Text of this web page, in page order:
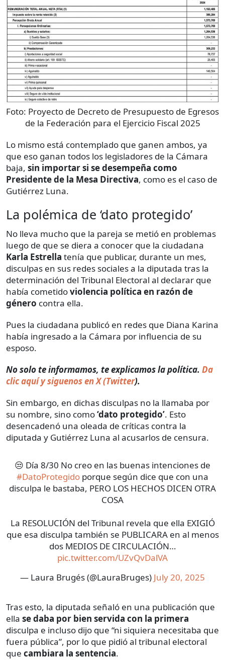
Foto: Proyecto de Decreto de Presupuesto de Egresos
de la Federación para el Ejercicio Fiscal 2025
Lo mismo está contemplado que ganen ambos, ya
que eso ganan todos los legisladores de la Cámara
baja, sin importar si se desempeña como
Presidente de la Mesa Directiva, como es el caso de
Gutiérrez Luna.
La polémica de ‘dato protegido’
No lleva mucho que la pareja se metió en problemas
luego de que se diera a conocer que la ciudadana
Karla Estrella tenía que publicar, durante un mes,
disculpas en sus redes sociales a la diputada tras la
determinación del Tribunal Electoral al declarar que
había cometidoviolencia política en razón de
género contra ella.
Pues la ciudadana publicó en redes que Diana Karina
había ingresado a la Cámara por influencia de su
esposo.
No solo te informamos, te explicamos la política. Da
clic aquí y siguenos en X (Twitter).
Sin embargo, en dichas disculpas no la llamaba por
su nombre, sino como‘dato protegido’. Esto
desencadenó una oleada de críticas contra la
diputada y Gutiérrez Luna al acusarlos de censura.
😒 Día 8/30 No creo en las buenas intenciones de
#DatoProtegido porque según dice que con una
disculpa le bastaba, PERO LOS HECHOS DICEN OTRA
COSA
La RESOLUCIÓN del Tribunal revela que ella EXIGIÓ
que esa disculpa también se PUBLICARA en al menos
dos MEDIOS DE CIRCULACIÓN…
pic.twitter.com/UZvQvDalVA
— Laura Brugés (@LauraBruges) July 20, 2025
Tras esto, la diputada señaló en una publicación que
ella se daba por bien servida con la primera
disculpa e incluso dijo que “ni siquiera necesitaba que
fuera pública”, por lo que pidió al tribunal electoral
que cambiara la sentencia.